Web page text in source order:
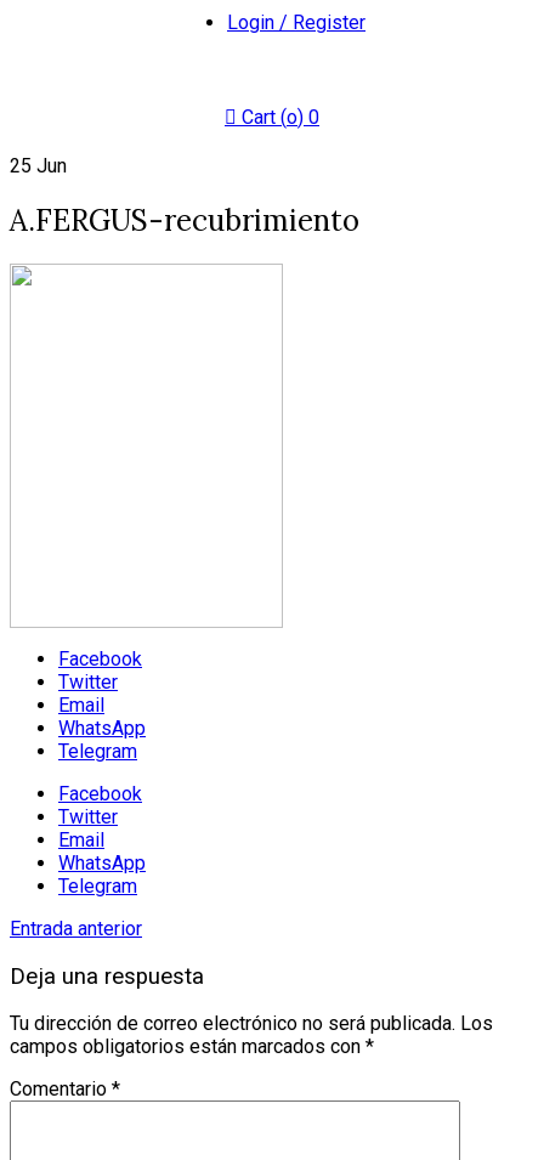
Login / Register
Cart (o) 0
25 Jun
A.FERGUS-recubrimiento
Facebook
Twitter
Email
WhatsApp
Telegram
Facebook
Twitter
Email
WhatsApp
Telegram
Entrada anterior
Deja una respuesta
Tu dirección de correo electrónico no será publicada. Los
campos obligatorios están marcados con *
Comentario *